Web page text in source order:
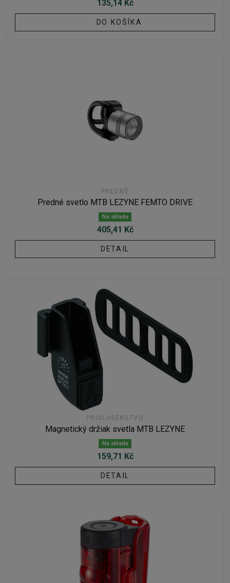
135,14 Kč
DO KOŠÍKA
PREDNÉ
Predné svetlo MTB LEZYNE FEMTO DRIVE
Na sklade
405,41 Kč
DETAIL
PRÍSLUŠENSTVO
Magnetický držiak svetla MTB LEZYNE
Na sklade
159,71 Kč
DETAIL